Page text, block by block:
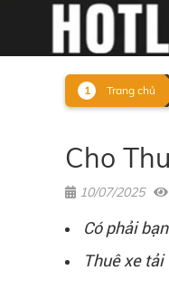
Trang chủ
Cho
10/07/2025
Có phải
Thuê xe